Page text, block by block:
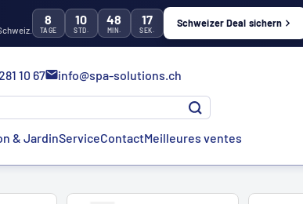
8
TAGE
10
STD.
48
MIN.
15
SEK.
Schweizer Deal sichern
10 67 info@spa-solutions.ch
& JardinServiceContactMeilleures ventes